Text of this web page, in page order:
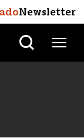
Newsletter